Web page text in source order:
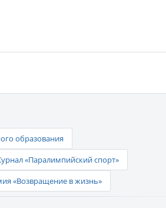
образования
«Паралимпийский спорт»
«Возвращение в жизнь»